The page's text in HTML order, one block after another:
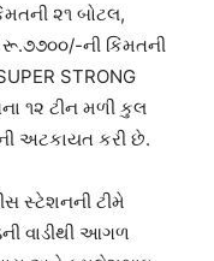
૨૧ બોટલ,
રૂ.૭૭૦૦/-ની કિંમતની
STRONG
૧૨ ટીન મળી કુલ
અટકાયત કરી છે.
સ્ટેશનની ટીમે
વાડીથી આગળ